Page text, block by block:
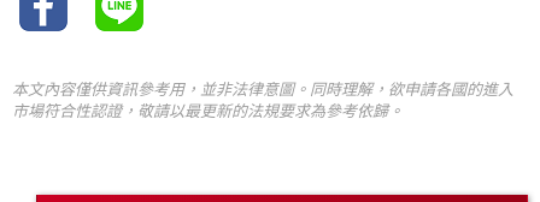
本文內容僅供資訊參考用，並非法律意圖。同時理解，欲申請各國的進入
市場符合性認證，敬請以最更新的法規要求為參考依歸。